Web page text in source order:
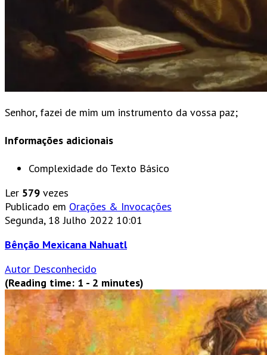
Senhor, fazei de mim um instrumento da vossa paz;
Informações adicionais
Complexidade do Texto Básico
Ler 579 vezes
Publicado em Orações & Invocações
Segunda, 18 Julho 2022 10:01
Bênção Mexicana Nahuatl
Autor Desconhecido
(Reading time: 1 - 2 minutes)